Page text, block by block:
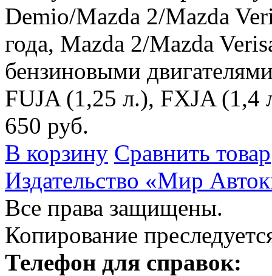
Demio/Mazda 2/Mazda
года, Mazda 2/Mazda
бензиновыми
FUJA (1,25 л.), FXJA (1,4
650 руб.
В корзину Сравнить товар
Издательство «Мир
Все права защищены.
Копирование
Телефон для справок: